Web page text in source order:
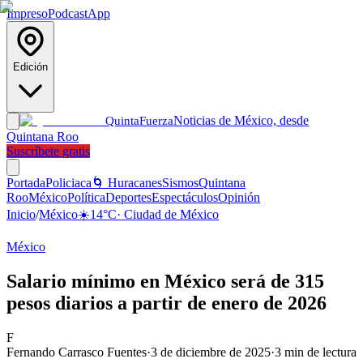
ImpresoPodcastApp
Edición
QuintaFuerzaNoticias de México, desde
Quintana Roo
Suscríbete gratis
PortadaPoliciaca 🌀 HuracanesSismosQuintana
RooMéxicoPolíticaDeportesEspectáculosOpinión
Inicio/México☀️14°C· Ciudad de México
México
Salario mínimo en México será de 315
pesos diarios a partir de enero de 2026
F
Fernando Carrasco Fuentes·3 de diciembre de 2025·3 min de lectura